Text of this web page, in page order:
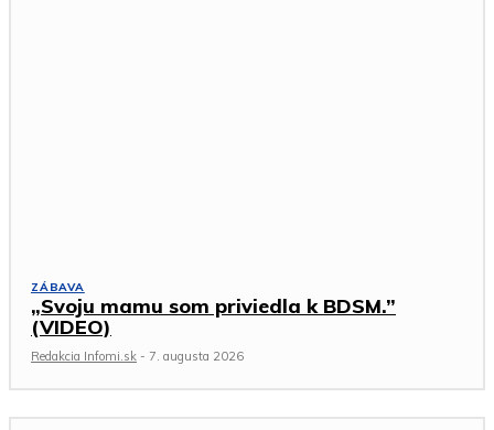
ZÁBAVA
„Svoju mamu som priviedla k BDSM.”
(VIDEO)
Redakcia Infomi.sk - 7. augusta 2026